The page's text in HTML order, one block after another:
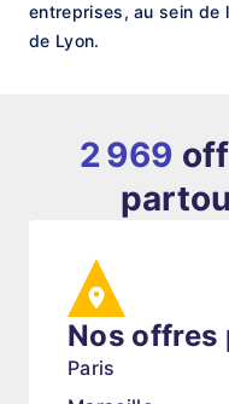
entreprises, au sein de
de Lyon.
2 969
Nos offres
Paris